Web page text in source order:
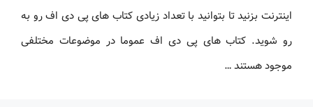
اینترنت بزنید تا بتوانید با تعداد زیادی کتاب های پی دی اف رو به
رو شوید. کتاب های پی دی اف عموما در موضوعات مختلفی
موجود هستند …